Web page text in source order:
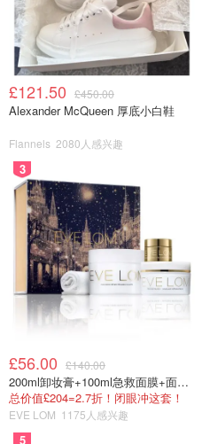
£121.50 £450.00
Alexander McQueen 厚底小白鞋
Flannels 2080人感兴趣
3
£56.00 £140.00
200ml卸妆膏+100ml急救面膜+面霜+洁颜布
总价值£204=2.7折！闭眼冲这套！
EVE LOM 1175人感兴趣
5